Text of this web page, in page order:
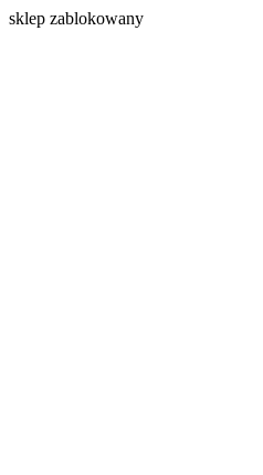
sklep zablokowany